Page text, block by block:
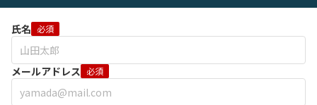
氏名 必須
メールアドレス 必須